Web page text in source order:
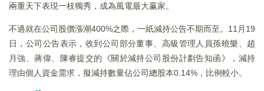
兩重天下表現一枝獨秀，成為風電最大赢家。
不過就在公司股價漲潮400%之際，一紙減持公告不期而至。11月19
日，公司公告表示，收到公司部分董事、高級管理人員孫曉樂、趙
月強、蔣偉、陳睿提交的《關於減持公司股份計劃告知函》，減持
理由個人資金需求，擬減持數量佔公司總股本0.14%，比例較小。